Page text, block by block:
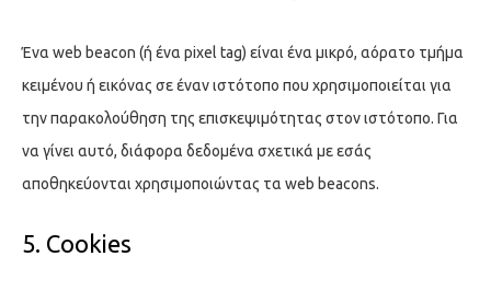
Ένα web beacon (ή ένα pixel tag) είναι ένα μικρό, αόρατο τμήμα
κειμένου ή εικόνας σε έναν ιστότοπο που χρησιμοποιείται για
την παρακολούθηση της επισκεψιμότητας στον ιστότοπο. Για
να γίνει αυτό, διάφορα δεδομένα σχετικά με εσάς
αποθηκεύονται χρησιμοποιώντας τα web beacons.
5. Cookies